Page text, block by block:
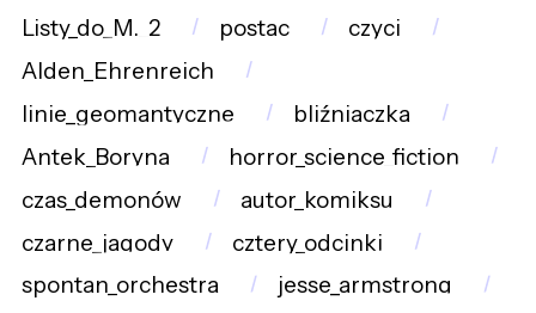
Listy_do_M._2
postac
czyci
Alden_Ehrenreich
linie_geomantyczne
bliźniaczka
Antek_Boryna
horror_science_fiction
czas_demonów
autor_komiksu
czarne_jagody
cztery_odcinki
spontan_orchestra
jesse_armstrong